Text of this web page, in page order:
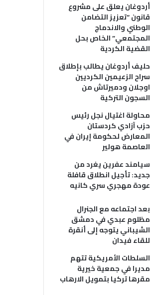
أردوغان يعلق على مشروع
قانون “تعزيز التضامن
الوطني والاندماج
المجتمعي” الخاص بحل
القضية الكردية
حليف أردوغان يطالب بإطلاق
سراح الزعيمين الكرديين
اوجلان ودميرتاش من
السجون التركية
محاولة اغتيال نجل رئيس
حزب آزادي كردستان
المعارض لحكومة إيران في
العاصمة هولير
سيامند عفرين يغرد من
جديد: تأجيل انطلاق قافلة
عودة مهجري سري كانيه
بعد اجتماعه مع الجنرال
مظلوم عبدي في دمشق
الشيباني يتوجه إلى أنقرة
للقاء فيدان
السلطات الأمريكية تتهم
مديرا في جمعية خيرية
مقرها تركيا بتمويل الارهاب